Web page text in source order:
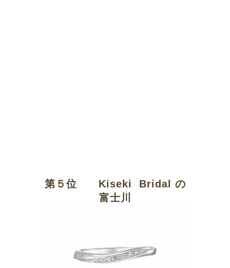
第５位 Kiseki Bridal の
富士川